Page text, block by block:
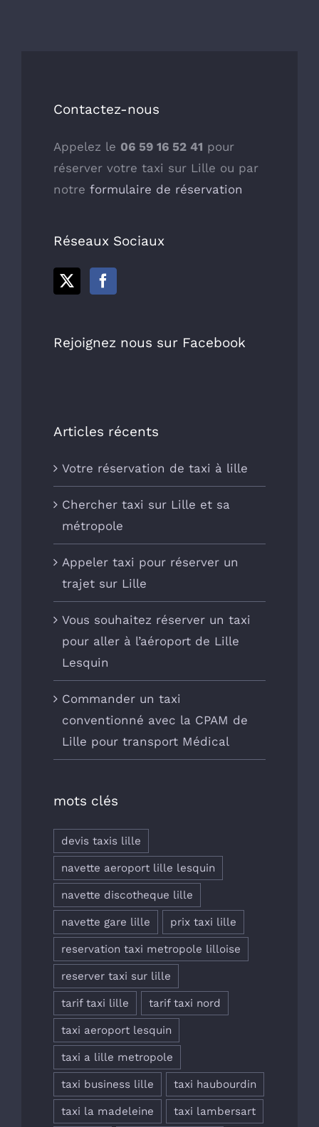
Contactez-nous
Appelez le 06 59 16 52 41 pour
réserver votre taxi sur Lille ou par
notre formulaire de réservation
Réseaux Sociaux
Rejoignez nous sur Facebook
Articles récents
Votre réservation de taxi à lille
Chercher taxi sur Lille et sa
métropole
Appeler taxi pour réserver un
trajet sur Lille
Vous souhaitez réserver un taxi
pour aller à l’aéroport de Lille
Lesquin
Commander un taxi
conventionné avec la CPAM de
Lille pour transport Médical
mots clés
devis taxis lille
navette aeroport lille lesquin
navette discotheque lille
navette gare lille prix taxi lille
reservation taxi metropole lilloise
reserver taxi sur lille
tarif taxi lille tarif taxi nord
taxi aeroport lesquin
taxi a lille metropole
taxi business lille taxi haubourdin
taxi la madeleine taxi lambersart